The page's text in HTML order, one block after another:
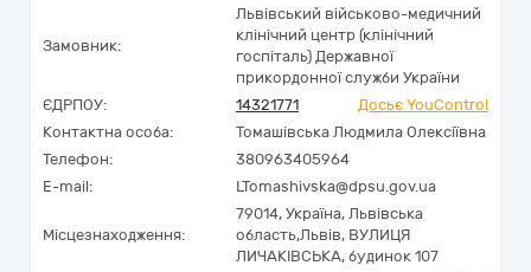
Замовник:
Львівський військово-медичний
клінічний центр (клінічний
госпіталь) Державної
прикордонної служби України
ЄДРПОУ:
14321771
Досьє YouControl
Контактна особа:
Томашівська Людмила Олексіївна
Телефон:
380963405964
E-mail:
LTomashivska@dpsu.gov.ua
Місцезнаходження:
79014, Україна, Львівська
область,Львів, ВУЛИЦЯ
ЛИЧАКІВСЬКА, будинок 107